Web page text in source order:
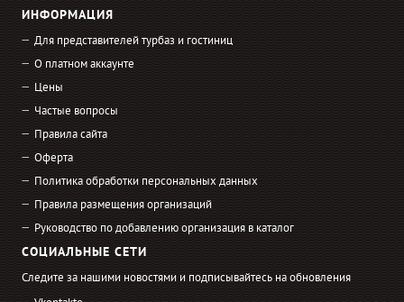
ИНФОРМАЦИЯ
Для представителей турбаз и гостиниц
О платном аккаунте
Цены
Частые вопросы
Правила сайта
Оферта
Политика обработки персональных данных
Правила размещения организаций
Руководство по добавлению организация в каталог
СОЦИАЛЬНЫЕ СЕТИ
Следите за нашими новостями и подписывайтесь на обновления